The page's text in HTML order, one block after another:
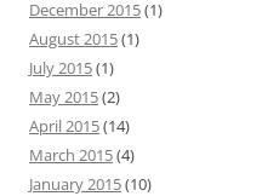
December 2015(1)
August 2015(1)
July 2015(1)
May 2015(2)
April 2015(14)
March 2015(4)
January 2015(10)